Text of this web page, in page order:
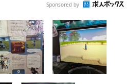
Sponsored by